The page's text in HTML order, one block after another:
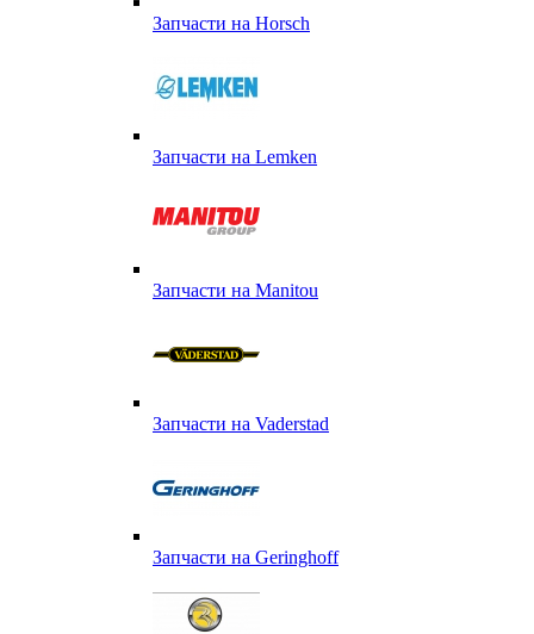
Запчасти на Horsch
Запчасти на Lemken
Запчасти на Manitou
Запчасти на Vaderstad
Запчасти на Geringhoff